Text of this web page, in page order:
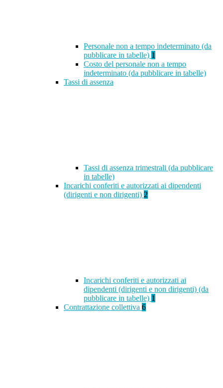
Personale non a tempo indeterminato (da
pubblicare in tabelle) 1
Costo del personale non a tempo
indeterminato (da pubblicare in tabelle)
Tassi di assenza
Tassi di assenza trimestrali (da pubblicare
in tabelle)
Incarichi conferiti e autorizzati ai dipendenti
(dirigenti e non dirigenti) 2
Incarichi conferiti e autorizzati ai
dipendenti (dirigenti e non dirigenti) (da
pubblicare in tabelle) 1
Contrattazione collettiva 6